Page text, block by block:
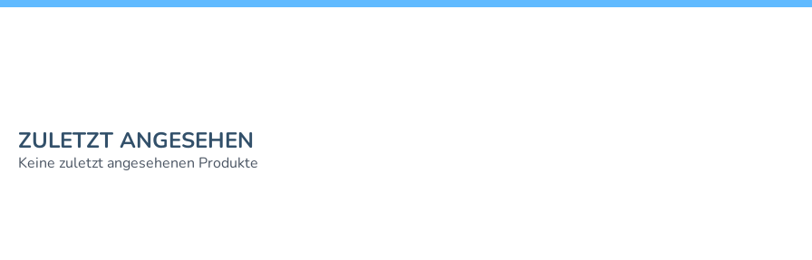
ZULETZT ANGESEHEN
Keine zuletzt angesehenen Produkte